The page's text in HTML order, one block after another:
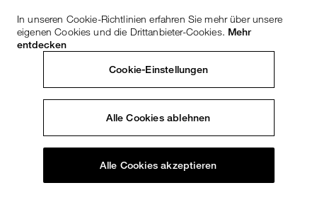
In unseren Cookie-Richtlinien erfahren Sie mehr über unsere
eigenen Cookies und die Drittanbieter-Cookies. Mehr
entdecken
Cookie-Einstellungen
Alle Cookies ablehnen
Alle Cookies akzeptieren